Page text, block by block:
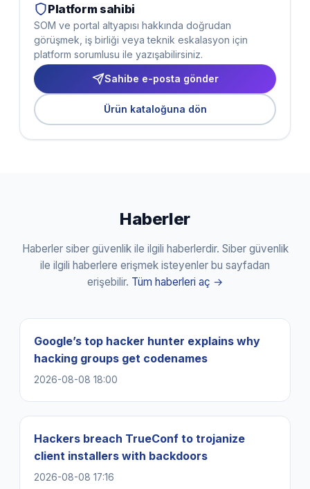
Platform sahibi
SOM ve portal altyapısı hakkında doğrudan
görüşmek, iş birliği veya teknik eskalasyon için
platform sorumlusu ile yazışabilirsiniz.
Sahibe e-posta gönder
Ürün kataloğuna dön
Haberler
Haberler siber güvenlik ile ilgili haberlerdir. Siber güvenlik
ile ilgili haberlere erişmek isteyenler bu sayfadan
erişebilir. Tüm haberleri aç →
Google’s top hacker hunter explains why
hacking groups get codenames
2026-08-08 18:00
Hackers breach TrueConf to trojanize
client installers with backdoors
2026-08-08 17:16